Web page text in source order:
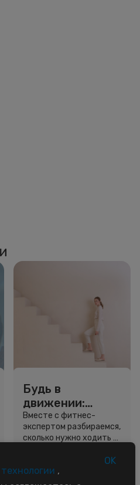
Будь в
движении:
сколько нужно
шагов для
красоты и
Вместе с фитнес-
экспертом разбираемся,
сколько нужно ходить и
5 минут,
OK